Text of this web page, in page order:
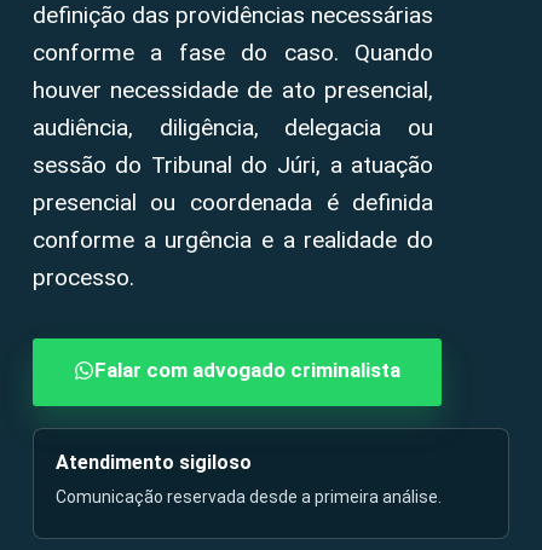
definição das providências necessárias
conforme a fase do caso. Quando
houver necessidade de ato presencial,
audiência, diligência, delegacia ou
sessão do Tribunal do Júri, a atuação
presencial ou coordenada é definida
conforme a urgência e a realidade do
processo.
Falar com advogado criminalista
Atendimento sigiloso
Comunicação reservada desde a primeira análise.